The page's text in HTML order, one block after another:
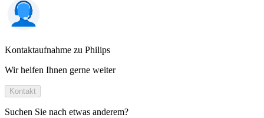
Kontaktaufnahme zu Philips
Wir helfen Ihnen gerne weiter
Kontakt
Suchen Sie nach etwas anderem?